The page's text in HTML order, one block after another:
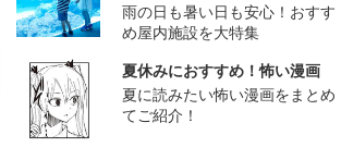
雨の日も暑い日も安心！おすす
め屋内施設を大特集
夏休みにおすすめ！怖い漫画
夏に読みたい怖い漫画をまとめ
てご紹介！